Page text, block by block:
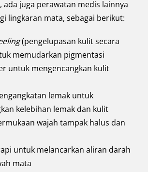
ada juga perawatan medis lainnya
lingkaran mata, sebagai berikut:
(pengelupasan kulit secara
memudarkan pigmentasi
untuk mengencangkan kulit
lemak untuk
kelebihan lemak dan kulit
wajah tampak halus dan
untuk melancarkan aliran darah
mata